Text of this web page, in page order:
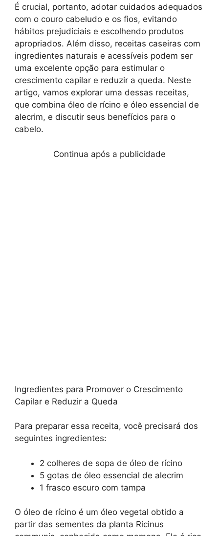
É crucial, portanto, adotar cuidados adequados
com o couro cabeludo e os fios, evitando
hábitos prejudiciais e escolhendo produtos
apropriados. Além disso, receitas caseiras com
ingredientes naturais e acessíveis podem ser
uma excelente opção para estimular o
crescimento capilar e reduzir a queda. Neste
artigo, vamos explorar uma dessas receitas,
que combina óleo de rícino e óleo essencial de
alecrim, e discutir seus benefícios para o
cabelo.
Continua após a publicidade
Ingredientes para Promover o Crescimento
Capilar e Reduzir a Queda
Para preparar essa receita, você precisará dos
seguintes ingredientes:
2 colheres de sopa de óleo de rícino
5 gotas de óleo essencial de alecrim
1 frasco escuro com tampa
O óleo de rícino é um óleo vegetal obtido a
partir das sementes da planta Ricinus